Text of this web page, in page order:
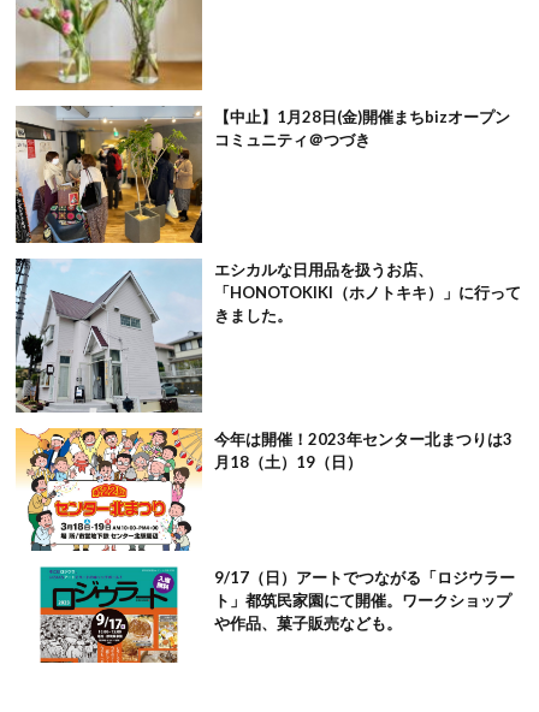
【中止】1月28日(金)開催まちbizオープン
コミュニティ＠つづき
エシカルな日用品を扱うお店、
「HONOTOKIKI（ホノトキキ）」に行って
きました。
今年は開催！2023年センター北まつりは3
月18（土）19（日）
9/17（日）アートでつながる「ロジウラー
ト」都筑民家園にて開催。ワークショップ
や作品、菓子販売なども。